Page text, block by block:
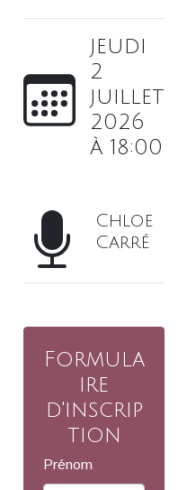
jeudi
2
juillet
2026
à 18:00
Chloe
Carré
Formula
ire
d'inscrip
tion
Prénom